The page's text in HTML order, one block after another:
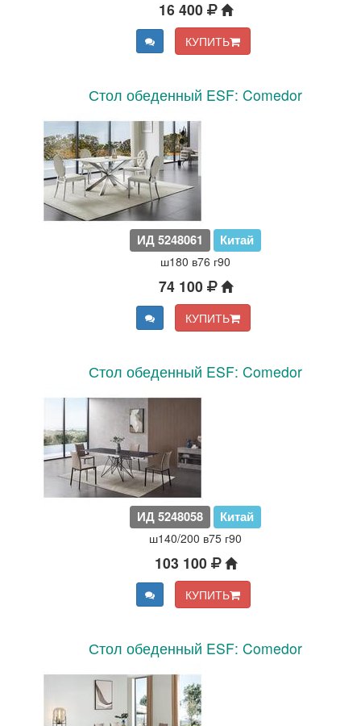
16 400
КУПИТЬ
Стол обеденный ESF: Comedor
ИД 5248061 Китай
ш180 в76 г90
74 100
КУПИТЬ
Стол обеденный ESF: Comedor
ИД 5248058 Китай
ш140/200 в75 г90
103 100
КУПИТЬ
Стол обеденный ESF: Comedor